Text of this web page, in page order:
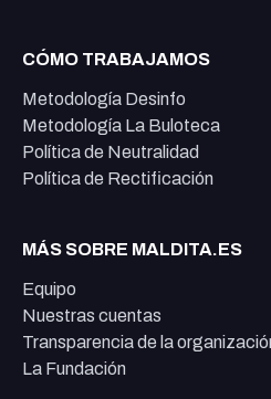
CÓMO TRABAJAMOS
Metodología Desinfo
Metodología La Buloteca
Política de Neutralidad
Política de Rectificación
MÁS SOBRE MALDITA.ES
Equipo
Nuestras cuentas
Transparencia de la
La Fundación